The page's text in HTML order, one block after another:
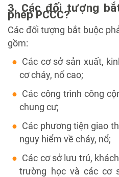
3. Các đối tượng
phép PCCC?
Các đối tượng bắt buộc
gồm:
Các cơ sở sản xuất,
cơ cháy, nổ cao;
Các công trình công
chung cư;
Các phương tiện giao
nguy hiểm về cháy, nổ;
Các cơ sở lưu trú,
trường học và các cơ